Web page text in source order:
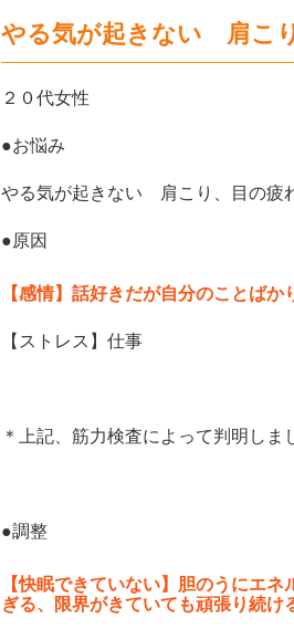
やる気が起きない 肩こ
２０代女性
●お悩み
やる気が起きない 肩こり、目の疲
●原因
【感情】話好きだが自分のことば
【ストレス】仕事
＊上記、筋力検査によって判明しま
●調整
【快眠できていない】胆のうにエ
ぎる、限界がきていても頑張り続け